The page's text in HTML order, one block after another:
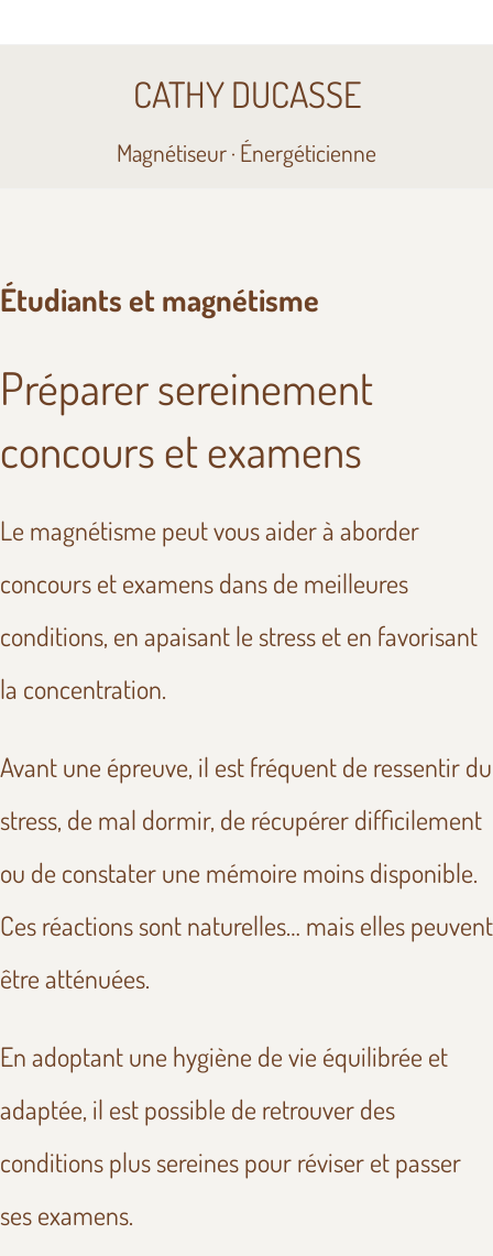
CATHY DUCASSE
Magnétiseur · Énergéticienne
Étudiants et magnétisme
Préparer sereinement
concours et examens
Le magnétisme peut vous aider à aborder
concours et examens dans de meilleures
conditions, en apaisant le stress et en favorisant
la concentration.
Avant une épreuve, il est fréquent de ressentir du
stress, de mal dormir, de récupérer difficilement
ou de constater une mémoire moins disponible.
Ces réactions sont naturelles… mais elles peuvent
être atténuées.
En adoptant une hygiène de vie équilibrée et
adaptée, il est possible de retrouver des
conditions plus sereines pour réviser et passer
ses examens.